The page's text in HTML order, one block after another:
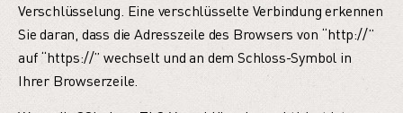
Verschlüsselung. Eine verschlüsselte Verbindung erkennen
Sie daran, dass die Adresszeile des Browsers von “http://”
auf “https://” wechselt und an dem Schloss-Symbol in
Ihrer Browserzeile.